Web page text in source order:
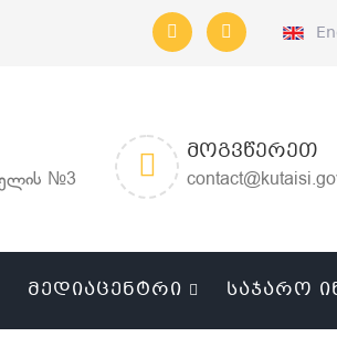
№3
ᲛᲝᲒᲕᲬᲔᲠᲔᲗ
ᲛᲔᲓᲘᲐᲪᲔᲜᲢᲠᲘ ᲡᲐᲯᲐᲠᲝ